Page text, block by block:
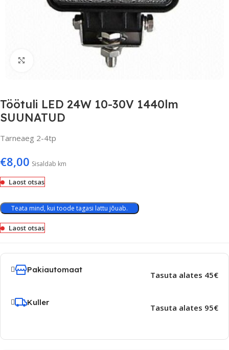
Töötuli LED 24W 10-30V 1440lm
SUUNATUD
Tarneaeg 2-4tp
€8,00 Sisaldab km
Laost otsas
Teata mind, kui toode tagasi lattu jõuab.
Laost otsas
Pakiautomaat
Tasuta alates 45€
Kuller
Tasuta alates 95€